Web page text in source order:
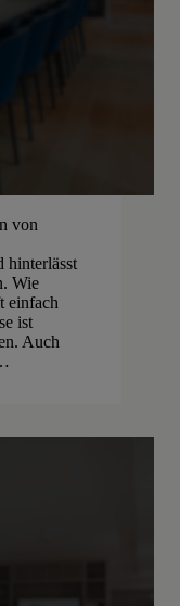
von
hinterlässt
Wie
einfach
ist
Auch